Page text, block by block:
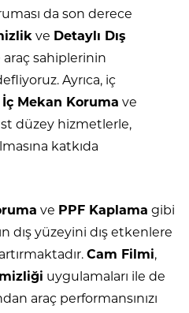
da son derece
ve Detaylı Dış
sahiplerinin
Ayrıca, iç
İç Mekan Koruma ve
düzey hizmetlerle,
katkıda
ve PPF Kaplama gibi
dış yüzeyini dış etkenlere
Cam Filmi,
uygulamaları ile de
araç performansınızı